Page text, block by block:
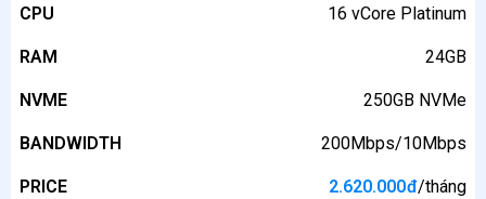
CPU 16 vCore Platinum
RAM 24GB
NVME 250GB NVMe
BANDWIDTH 200Mbps/10Mbps
PRICE 2.620.000đ/tháng